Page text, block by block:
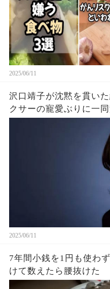
2025/06/11
沢口靖子が沈黙を貫い
クサーの寵愛ぶりに一同
2025/06/11
7年間小銭を1円も使わ
けて数えたら腰抜けた